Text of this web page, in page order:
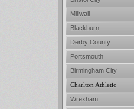
Millwall
Blackburn
Derby County
Portsmouth
Birmingham City
Charlton Athletic
Wrexham